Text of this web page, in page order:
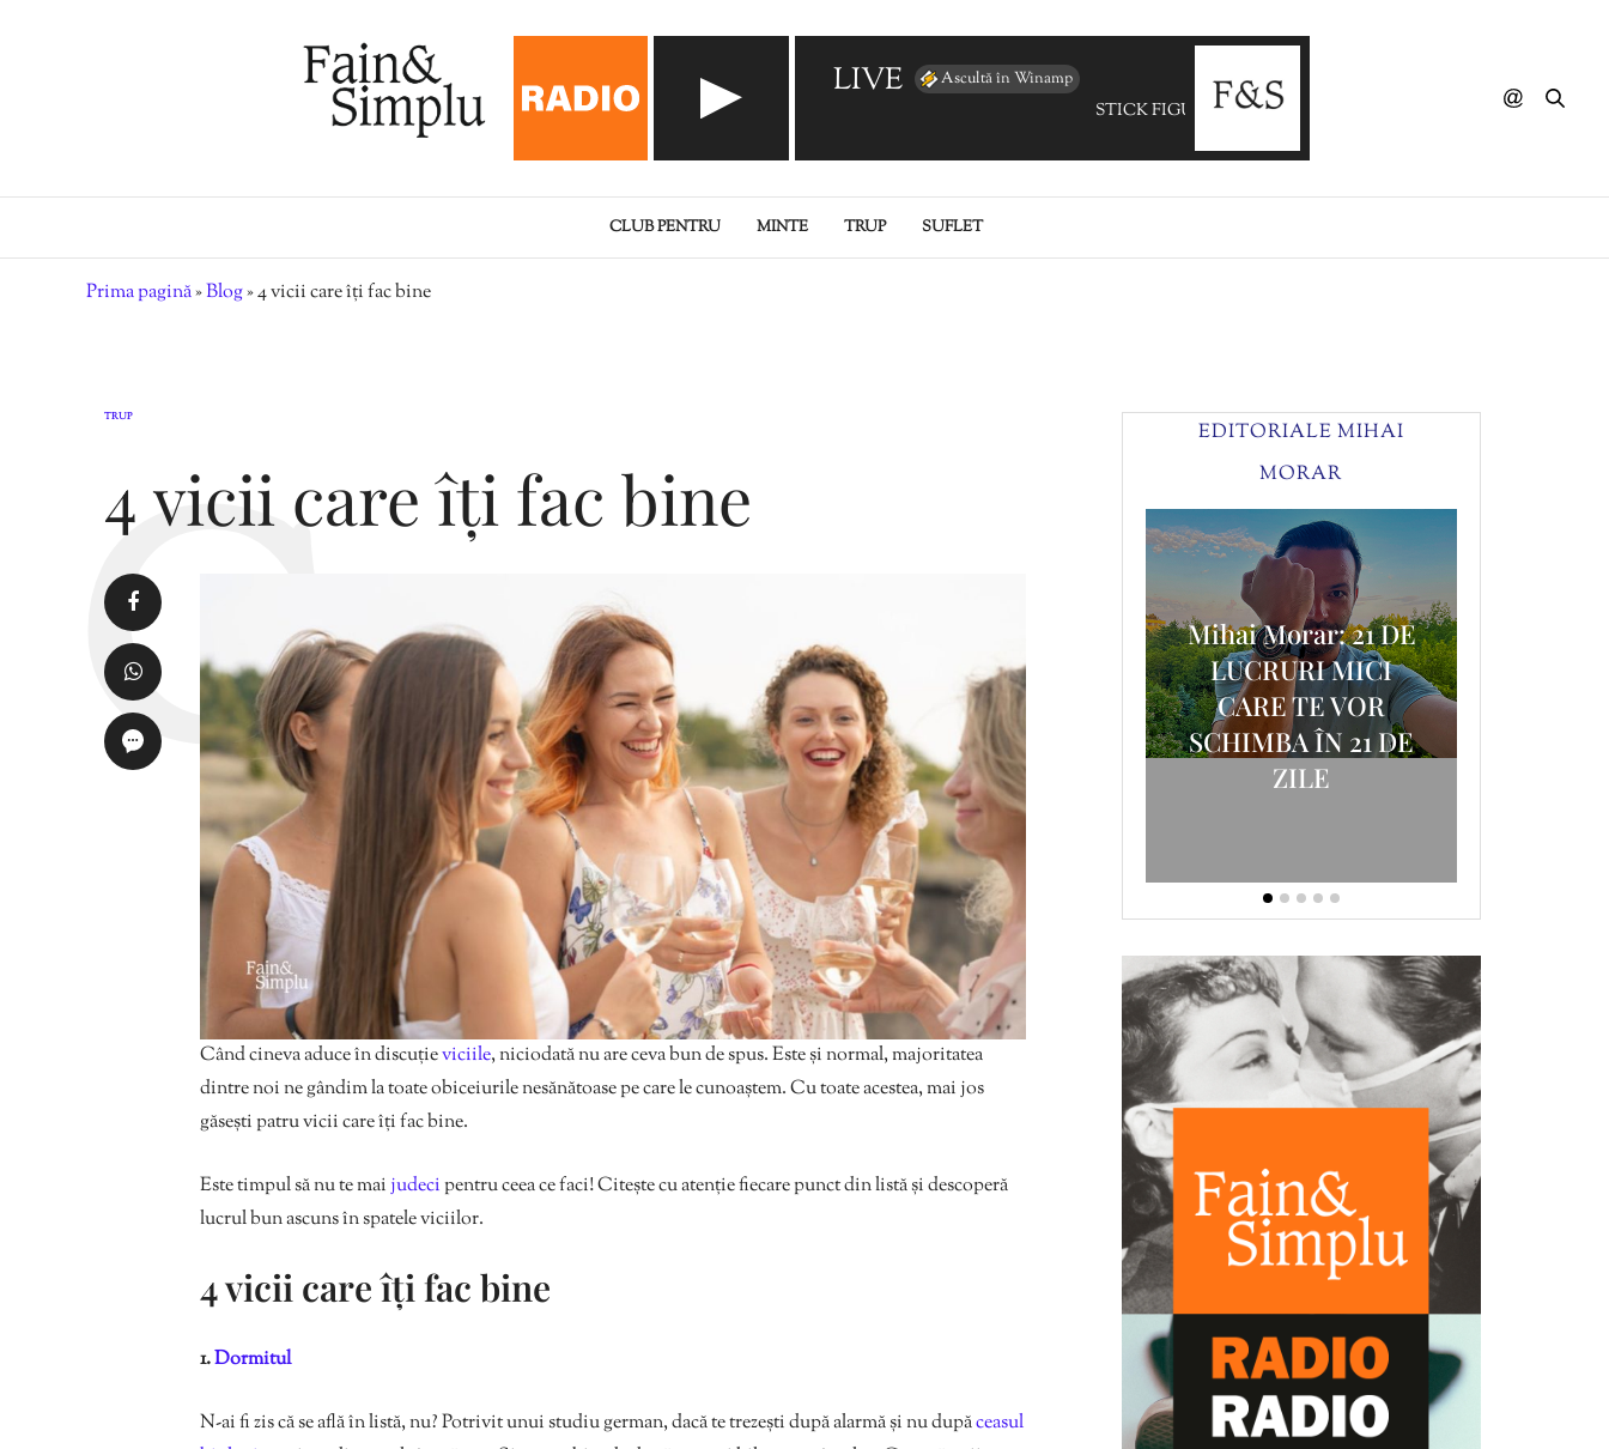
LIVE Ascultă în Winamp
STICK FIGURE - Once In A Lifetime
CLUB PENTRU MINTE TRUP SUFLET
Prima pagină»Blog»4 vicii care îți fac bine
TRUP
4 vicii care îți fac bine
Când cineva aduce în discuțieviciile, niciodată nu are ceva bun de spus. Este și normal, majoritatea
dintre noi ne gândim la toate obiceiurile nesănătoase pe care le cunoaștem. Cu toate acestea, mai jos
găsești patru vicii care îți fac bine.
Este timpul să nu te maijudecipentru ceea ce faci! Citește cu atenție fiecare punct din listă și descoperă
lucrul bun ascuns în spatele viciilor.
4 vicii care îți fac bine
1.Dormitul
N-ai fi zis că se află în listă, nu? Potrivit unui studiu german, dacă te trezești după alarmă și nu dupăceasul
EDITORIALE MIHAI
MORAR
Morar: CUM L-AM
SALVAT PE FĂT-
FRUMOS
Mihai Morar: 21 DE
LUCRURI MICI
CARE TE VOR
SCHIMBA ÎN 21 DE
ZILE